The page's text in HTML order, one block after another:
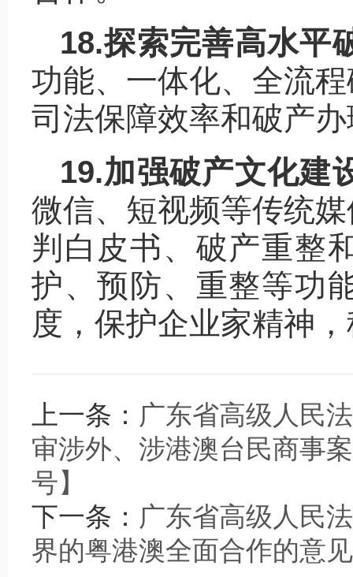
18.探索完善高水平
功能、一体化、全流
司法保障效率和破产
19.加强破产文化建
微信、短视频等传统
判白皮书、破产重整
护、预防、重整等功
度，保护企业家精神
上一条： 广东省高级人民
审涉外、涉港澳台民商事
号】
下一条： 广东省高级人民
界的粤港澳全面合作的意见